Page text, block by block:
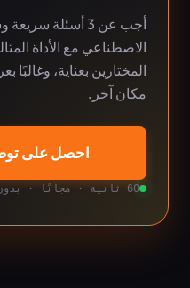
أجب عن 3 أسئلة
الاصطناعي مع الأداة
المختارين بعناية،
مكان آخر.
احصل على
60 ثانية · مجانًا · بدون تسجيل